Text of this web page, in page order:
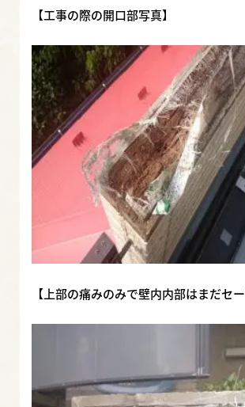
【工事の際の開口部写真】
【上部の痛みのみで壁内内部はまだセー